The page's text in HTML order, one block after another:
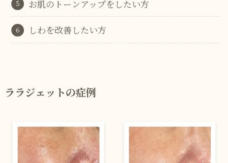
お肌のトーンアップをしたい方
しわを改善したい方
ララジェットの症例